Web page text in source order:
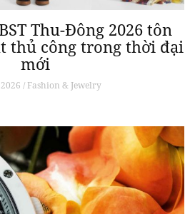
Thu-Đông 2026 tôn
thủ công trong thời đại
mới
/ Fashion & Jewelry